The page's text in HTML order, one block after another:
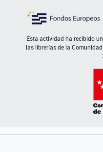
Esta actividad ha recibido
las librerías de la